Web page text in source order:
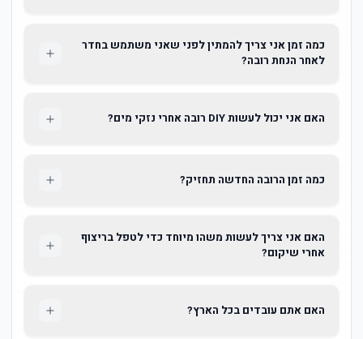
כמה זמן אני צריך להמתין לפני שאני משתמש בחדר
לאחר הנחת רובה?
האם אני יכול לעשות DIY רובה אחרי נזקי מים?
כמה זמן הרובה החדשה תחזיק?
האם אני צריך לעשות משהו מיוחד כדי לטפל בריצוף
אחרי שיקום?
האם אתם עובדים בכל הארץ?